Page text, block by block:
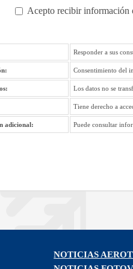
Acepto recibir información
Responder a sus
Consentimiento del
Los datos no se
Tiene derecho a
adicional: Puede consultar
NOTICIAS